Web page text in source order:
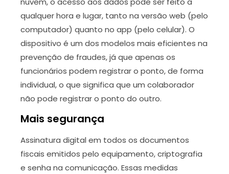
qualquer hora e lugar, tanto na versão web (pelo
computador) quanto no app (pelo celular). O
dispositivo é um dos modelos mais eficientes na
prevenção de fraudes, já que apenas os
funcionários podem registrar o ponto, de forma
individual, o que significa que um colaborador
não pode registrar o ponto do outro.
Mais segurança
Assinatura digital em todos os documentos
fiscais emitidos pelo equipamento, criptografia
e senha na comunicação. Essas medidas